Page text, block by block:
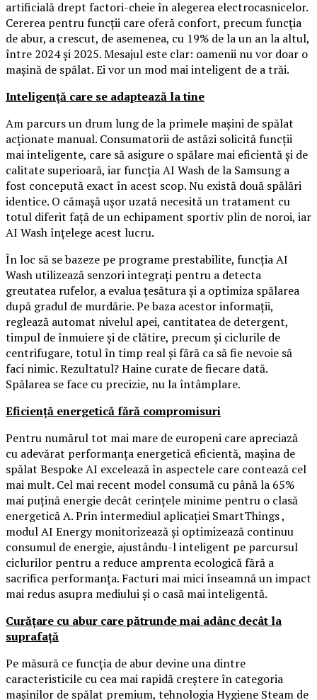
artificială drept factori-cheie în alegerea electrocasnicelor.
Cererea pentru funcții care oferă confort, precum funcția
de abur, a crescut, de asemenea, cu 19% de la un an la altul,
între 2024 și 2025. Mesajul este clar: oamenii nu vor doar o
mașină de spălat. Ei vor un mod mai inteligent de a trăi.
Inteligență care se adaptează la tine
Am parcurs un drum lung de la primele mașini de spălat
acționate manual. Consumatorii de astăzi solicită funcții
mai inteligente, care să asigure o spălare mai eficientă și de
calitate superioară, iar funcția AI Wash de la Samsung a
fost concepută exact în acest scop. Nu există două spălări
identice. O cămașă ușor uzată necesită un tratament cu
totul diferit față de un echipament sportiv plin de noroi, iar
AI Wash înțelege acest lucru.
În loc să se bazeze pe programe prestabilite, funcția AI
Wash utilizează senzori integrați pentru a detecta
greutatea rufelor, a evalua țesătura și a optimiza spălarea
după gradul de murdărie. Pe baza acestor informații,
reglează automat nivelul apei, cantitatea de detergent,
timpul de înmuiere și de clătire, precum și ciclurile de
centrifugare, totul în timp real și fără ca să fie nevoie să
faci nimic. Rezultatul? Haine curate de fiecare dată.
Spălarea se face cu precizie, nu la întâmplare.
Eficiență energetică fără compromisuri
Pentru numărul tot mai mare de europeni care apreciază
cu adevărat performanța energetică eficientă, mașina de
spălat Bespoke AI excelează în aspectele care contează cel
mai mult. Cel mai recent model consumă cu până la 65%
mai puțină energie decât cerințele minime pentru o clasă
energetică A. Prin intermediul aplicației SmartThings ,
modul AI Energy monitorizează și optimizează continuu
consumul de energie, ajustându-l inteligent pe parcursul
ciclurilor pentru a reduce amprenta ecologică fără a
sacrifica performanța. Facturi mai mici înseamnă un impact
mai redus asupra mediului și o casă mai inteligentă.
Curățare cu abur care pătrunde mai adânc decât la
suprafață
Pe măsură ce funcția de abur devine una dintre
caracteristicile cu cea mai rapidă creștere în categoria
mașinilor de spălat premium, tehnologia Hygiene Steam de